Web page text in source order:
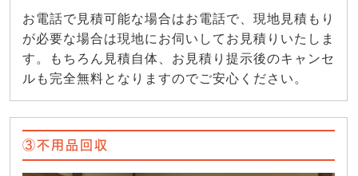
お電話で見積可能な場合はお電話で、現地見積もり
が必要な場合は現地にお伺いしてお見積りいたしま
す。もちろん見積自体、お見積り提示後のキャンセ
ルも完全無料となりますのでご安心ください。
③不用品回収